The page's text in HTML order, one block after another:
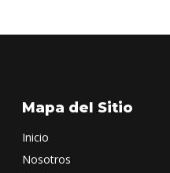
Mapa del Sitio
Inicio
Nosotros